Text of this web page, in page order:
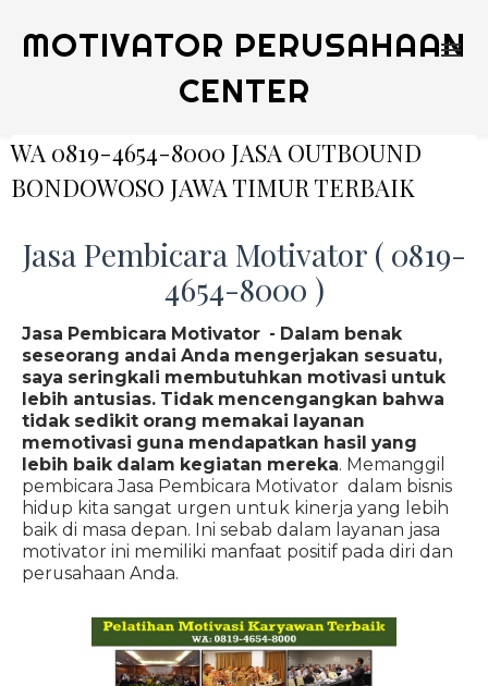
MOTIVATOR PERUSAHAAN
CENTER
WA 0819-4654-8000 JASA OUTBOUND
BONDOWOSO JAWA TIMUR TERBAIK
Jasa Pembicara Motivator ( 0819-
4654-8000 )
Jasa Pembicara Motivator - Dalam benak
seseorang andai Anda mengerjakan sesuatu,
saya seringkali membutuhkan motivasi untuk
lebih antusias. Tidak mencengangkan bahwa
tidak sedikit orang memakai layanan
memotivasi guna mendapatkan hasil yang
lebih baik dalam kegiatan mereka. Memanggil
pembicara Jasa Pembicara Motivator dalam bisnis
hidup kita sangat urgen untuk kinerja yang lebih
baik di masa depan. Ini sebab dalam layanan jasa
motivator ini memiliki manfaat positif pada diri dan
perusahaan Anda.